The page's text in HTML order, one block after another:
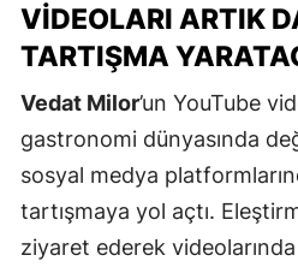
VIDEOLARI ARTIK
TARTIŞMA
Vedat Milor’un YouTube
gastronomi dünyasında
sosyal medya
tartışmaya yol açtı.
ziyaret ederek